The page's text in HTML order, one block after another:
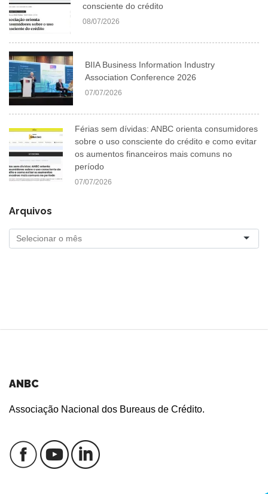
consciente do crédito
08/07/2026
BIIA Business Information Industry
Association Conference 2026
07/07/2026
Férias sem dívidas: ANBC orienta consumidores
sobre o uso consciente do crédito e como evitar
os aumentos financeiros mais comuns no
período
07/07/2026
Arquivos
ANBC
Associação Nacional dos Bureaus de Crédito.